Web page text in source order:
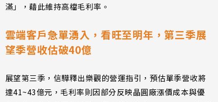
滿」，藉此維持高檔毛利率。
雲端客戶急單湧入，看旺至明年，第三季展
望季營收估破40億
展望第三季，信驊釋出樂觀的營運指引，預估單季營收將
達41~43億元，毛利率則因部分反映晶圓廠漲價成本與優